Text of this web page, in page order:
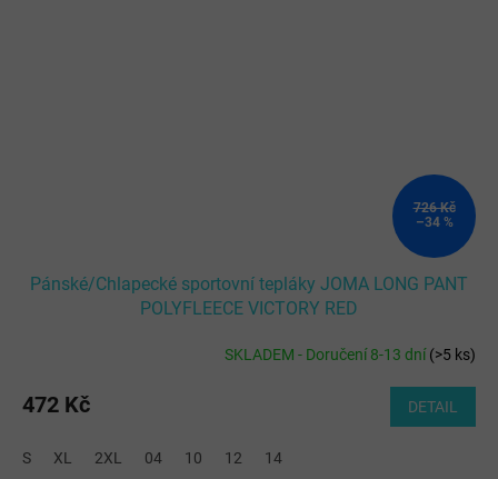
726 Kč
–34 %
Pánské/Chlapecké sportovní tepláky JOMA LONG PANT
POLYFLEECE VICTORY RED
SKLADEM - Doručení 8-13 dní(>5 ks)
472 Kč DETAIL
S XL 2XL 04 10 12 14